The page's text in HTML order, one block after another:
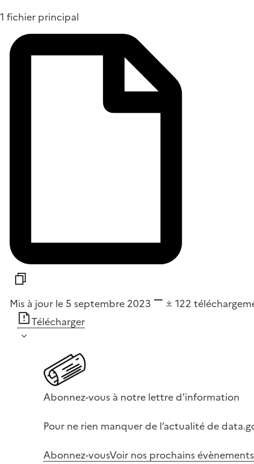
1 fichier principal
Mis à jour le 5 septembre 2023 122
Télécharger
Abonnez-vous à notre lettre d'information
Pour ne rien manquer de l’actualité de
Abonnez-vousVoir nos prochains évènements